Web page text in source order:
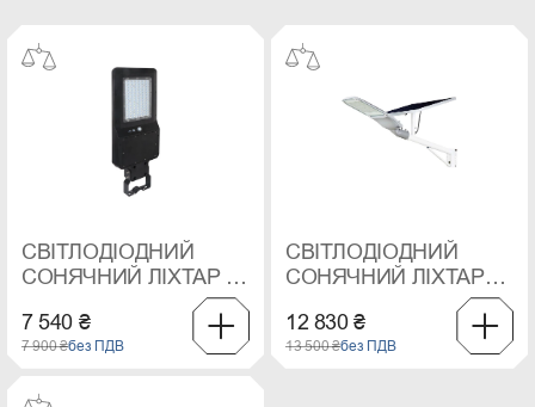
СВІТЛОДІОДНИЙ
СОНЯЧНИЙ ЛІХТАР V-
7 540 ₴
7 900 ₴без ПДВ
СВІТЛОДІОДНИЙ
СОНЯЧНИЙ ЛІХТАР
SAMSUNG CHIP 50 ВТ,
6400 K
12 830 ₴
13 500 ₴без ПДВ